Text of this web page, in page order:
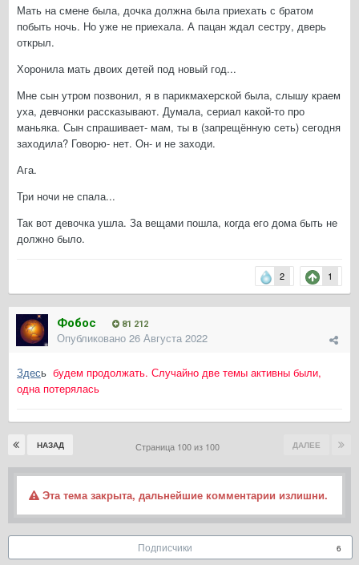
Мать на смене была, дочка должна была приехать с братом
побыть ночь. Но уже не приехала. А пацан ждал сестру, дверь
открыл.
Хоронила мать двоих детей под новый год...
Мне сын утром позвонил, я в парикмахерской была, слышу краем
уха, девчонки рассказывают. Думала, сериал какой-то про
маньяка. Сын спрашивает- мам, ты в (запрещённую сеть) сегодня
заходила? Говорю- нет. Он- и не заходи.
Ага.
Три ночи не спала...
Так вот девочка ушла. За вещами пошла, когда его дома быть не
должно было.
2 1
Фобос 81 212
Опубликовано 26 Августа 2022
Здесь будем продолжать. Случайно две темы активны были,
одна потерялась
НАЗАД ДАЛЕЕ
Страница 100 из 100
Эта тема закрыта, дальнейшие комментарии излишни.
Подписчики 6